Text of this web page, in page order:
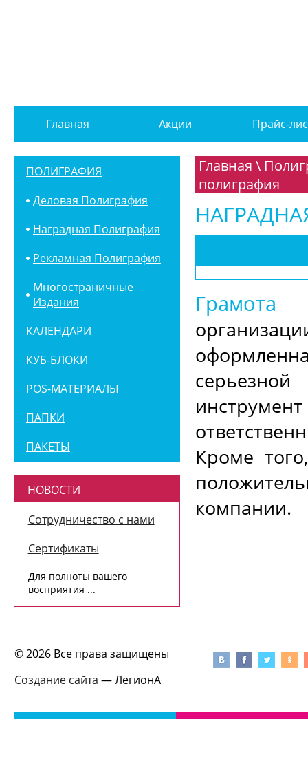
Главная Акции Прайс-
ПОЛИГРАФИЯ
Деловая Полиграфия
Наградная Полиграфия
Рекламная Полиграфия
Многостраничные
Издания
КАЛЕНДАРИ
КУБ-БЛОКИ
POS-МАТЕРИАЛЫ
ПАПКИ
ПАКЕТЫ
НОВОСТИ
Сотрудничество с нами
Сертификаты
Для полноты вашего
восприятия ...
Главная \
полиграфия
Грамота
Кроме
компании.
© 2026 Все права защищены
Создание сайта — ЛегионА